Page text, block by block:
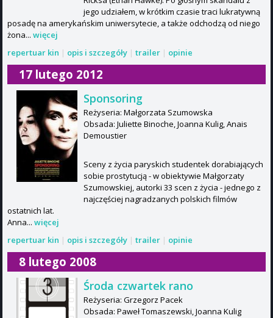
jego udziałem, w krótkim czasie traci lukratywną
posadę na amerykańskim uniwersytecie, a także odchodzą od niego
żona... więcej
repertuar kin | opis i szczegóły | trailer | opinie
17 lutego 2012
Sponsoring
Reżyseria: Małgorzata Szumowska
Obsada: Juliette Binoche, Joanna Kulig, Anais
Demoustier
Sceny z życia paryskich studentek dorabiających
sobie prostytucją - w obiektywie Małgorzaty
Szumowskiej, autorki 33 scen z życia - jednego z
najczęściej nagradzanych polskich filmów
ostatnich lat.
Anna... więcej
repertuar kin | opis i szczegóły | trailer | opinie
8 lutego 2008
Środa czwartek rano
Reżyseria: Grzegorz Pacek
Obsada: Paweł Tomaszewski, Joanna Kulig